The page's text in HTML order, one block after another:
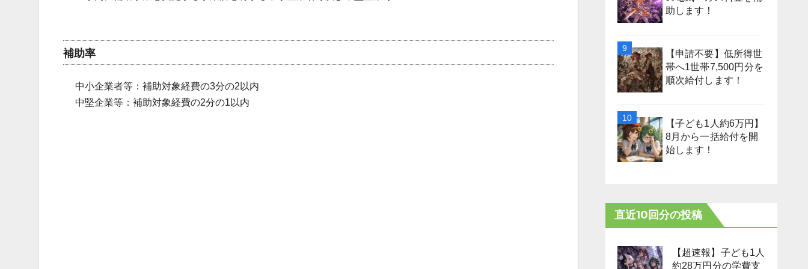
補助率
中小企業者等：補助対象経費の3分の2以内
中堅企業等：補助対象経費の2分の1以内
助します！
【申請不要】低所得世
帯へ1世帯7,500円分を
順次給付します！
【子ども1人約6万円】
8月から一括給付を開
始します！
直近10回分の投稿
【超速報】子ども1人
約28万円分の学費支